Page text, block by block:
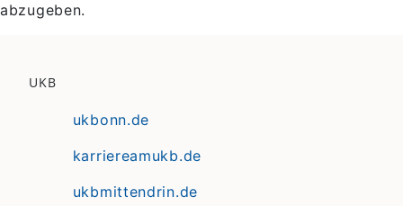
abzugeben.
UKB
ukbonn.de
karriereamukb.de
ukbmittendrin.de